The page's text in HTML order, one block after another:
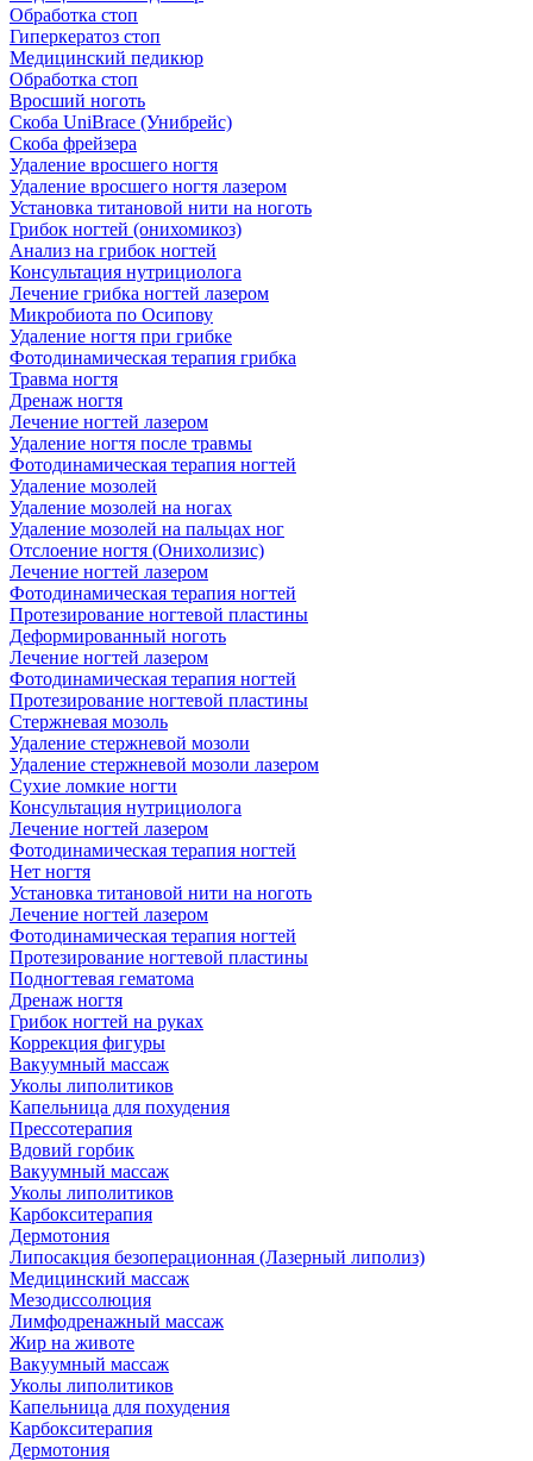
Обработка стоп
Гиперкератоз стоп
Медицинский педикюр
Обработка стоп
Вросший ноготь
Скоба UniBrace (Унибрейс)
Скоба фрейзера
Удаление вросшего ногтя
Удаление вросшего ногтя лазером
Установка титановой нити на ноготь
Грибок ногтей (онихомикоз)
Анализ на грибок ногтей
Консультация нутрициолога
Лечение грибка ногтей лазером
Микробиота по Осипову
Удаление ногтя при грибке
Фотодинамическая терапия грибка
Травма ногтя
Дренаж ногтя
Лечение ногтей лазером
Удаление ногтя после травмы
Фотодинамическая терапия ногтей
Удаление мозолей
Удаление мозолей на ногах
Удаление мозолей на пальцах ног
Отслоение ногтя (Онихолизис)
Лечение ногтей лазером
Фотодинамическая терапия ногтей
Протезирование ногтевой пластины
Деформированный ноготь
Лечение ногтей лазером
Фотодинамическая терапия ногтей
Протезирование ногтевой пластины
Стержневая мозоль
Удаление стержневой мозоли
Удаление стержневой мозоли лазером
Сухие ломкие ногти
Консультация нутрициолога
Лечение ногтей лазером
Фотодинамическая терапия ногтей
Нет ногтя
Установка титановой нити на ноготь
Лечение ногтей лазером
Фотодинамическая терапия ногтей
Протезирование ногтевой пластины
Подногтевая гематома
Дренаж ногтя
Грибок ногтей на руках
Коррекция фигуры
Вакуумный массаж
Уколы липолитиков
Капельница для похудения
Прессотерапия
Вдовий горбик
Вакуумный массаж
Уколы липолитиков
Карбокситерапия
Дермотония
Липосакция безоперационная (Лазерный липолиз)
Медицинский массаж
Мезодиссолюция
Лимфодренажный массаж
Жир на животе
Вакуумный массаж
Уколы липолитиков
Капельница для похудения
Карбокситерапия
Дермотония